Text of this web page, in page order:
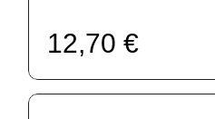
12,70 €